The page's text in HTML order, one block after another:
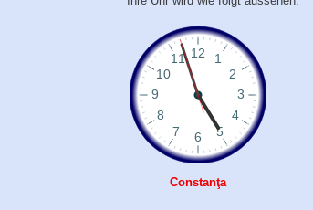
Constanţa